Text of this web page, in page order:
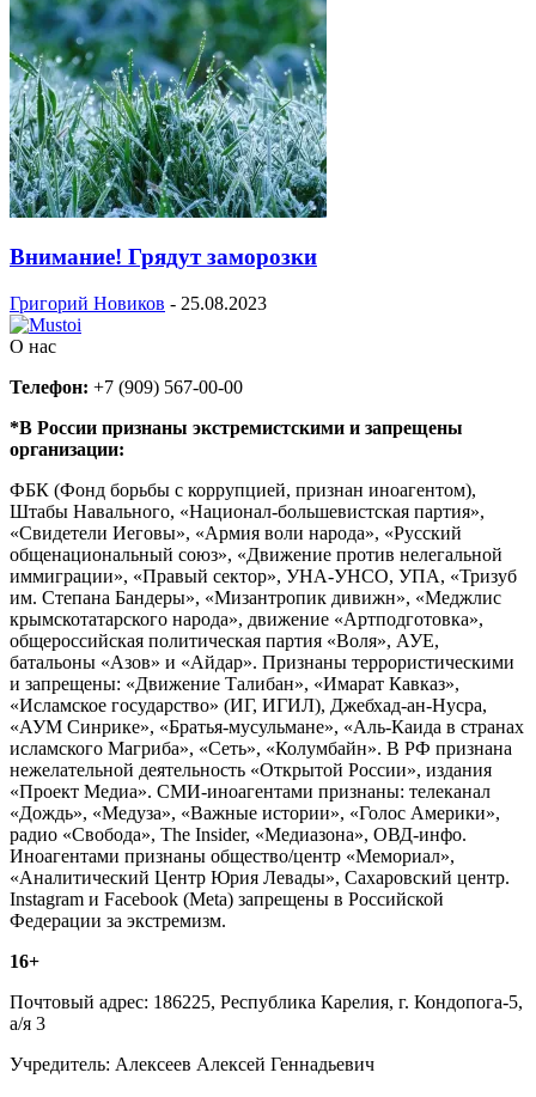
Внимание! Грядут заморозки
Григорий Новиков - 25.08.2023
О нас
Телефон: +7 (909) 567-00-00
*В России признаны экстремистскими и запрещены
организации:
ФБК (Фонд борьбы с коррупцией, признан иноагентом),
Штабы Навального, «Национал-большевистская партия»,
«Свидетели Иеговы», «Армия воли народа», «Русский
общенациональный союз», «Движение против нелегальной
иммиграции», «Правый сектор», УНА-УНСО, УПА, «Тризуб
им. Степана Бандеры», «Мизантропик дивижн», «Меджлис
крымскотатарского народа», движение «Артподготовка»,
общероссийская политическая партия «Воля», АУЕ,
батальоны «Азов» и «Айдар». Признаны террористическими
и запрещены: «Движение Талибан», «Имарат Кавказ»,
«Исламское государство» (ИГ, ИГИЛ), Джебхад-ан-Нусра,
«АУМ Синрике», «Братья-мусульмане», «Аль-Каида в странах
исламского Магриба», «Сеть», «Колумбайн». В РФ признана
нежелательной деятельность «Открытой России», издания
«Проект Медиа». СМИ-иноагентами признаны: телеканал
«Дождь», «Медуза», «Важные истории», «Голос Америки»,
радио «Свобода», The Insider, «Медиазона», ОВД-инфо.
Иноагентами признаны общество/центр «Мемориал»,
«Аналитический Центр Юрия Левады», Сахаровский центр.
Instagram и Facebook (Metа) запрещены в Российской
Федерации за экстремизм.
16+
Почтовый адрес: 186225, Республика Карелия, г. Кондопога-5,
а/я 3
Учредитель: Алексеев Алексей Геннадьевич